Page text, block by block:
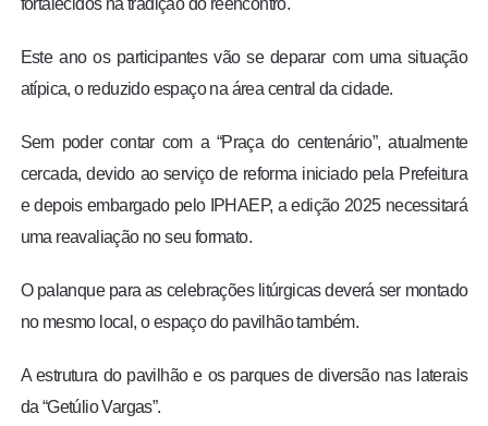
TV LPB
COLUNISTAS
Este ano os participantes vão se deparar com uma situação
atípica, o reduzido espaço na área central da cidade.
Sem poder contar com a “Praça do centenário”, atualmente
cercada, devido ao serviço de reforma iniciado pela Prefeitura
e depois embargado pelo IPHAEP, a edição 2025 necessitará
uma reavaliação no seu formato.
O palanque para as celebrações litúrgicas deverá ser montado
no mesmo local, o espaço do pavilhão também.
A estrutura do pavilhão e os parques de diversão nas laterais
da “Getúlio Vargas”.